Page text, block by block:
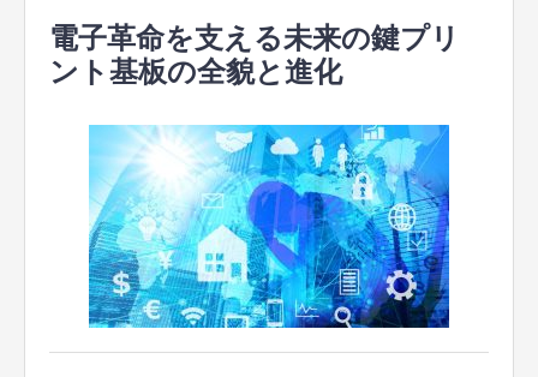
電子革命を支える未来の鍵プリ
ント基板の全貌と進化